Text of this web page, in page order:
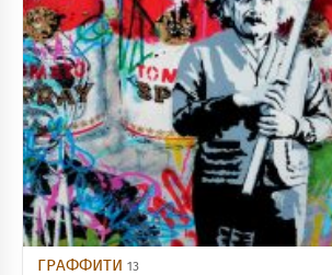
ГРАФФИТИ 13